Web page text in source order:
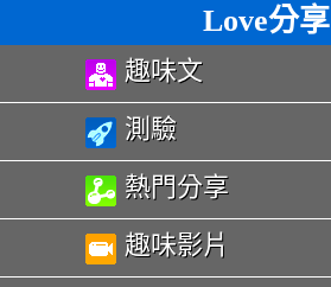
Love分享
趣味文
測驗
熱門分享
趣味影片